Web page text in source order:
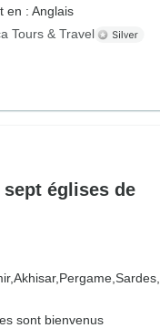
en : Anglais
Tours & Travel
églises de
Akhisar, Pergame, Sardes,
sont bienvenus